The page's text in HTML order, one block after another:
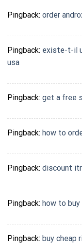
Pingback: order
Pingback: existe-t-il
usa
Pingback: get a free
Pingback: how to
Pingback: discount
Pingback: how to
Pingback: buy cheap